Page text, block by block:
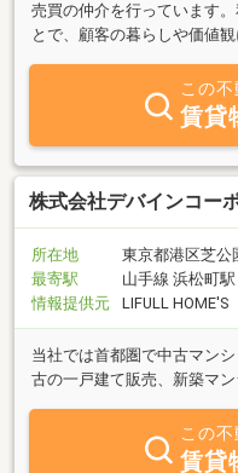
売買の仲介を行っています
とで、顧客の暮らしや価値
この
賃貸
株式会社デバインコー
所在地
東京都港区芝公
最寄駅
山手線 浜松町
情報提供元
LIFULL HOME'S
当社では首都圏で中古マン
古の一戸建て販売、新築マ
この
賃貸